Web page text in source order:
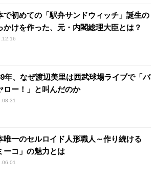
で初めての「駅弁サンドウィッチ」誕生の
かけを作った、元・内閣総理大臣とは？
年、なぜ渡辺美里は西武球場ライブで「バ
ロー！」と叫んだのか
唯一のセルロイド人形職人～作り続ける
ーコ」の魅力とは